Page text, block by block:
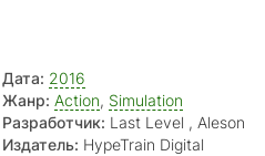
Дата: 2016
Жанр: Action, Simulation
Разработчик: Last Level , Aleson
Издатель: HypeTrain Digital